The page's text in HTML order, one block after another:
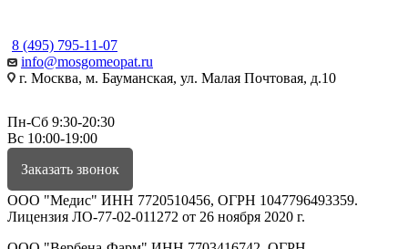
8 (495) 795-11-07
info@mosgomeopat.ru
г. Москва, м. Бауманская, ул. Малая Почтовая, д.10
Пн-Сб 9:30-20:30
Вс 10:00-19:00
Заказать звонок
ООО "Медис" ИНН 7720510456, ОГРН 1047796493359.
Лицензия ЛО-77-02-011272 от 26 ноября 2020 г.